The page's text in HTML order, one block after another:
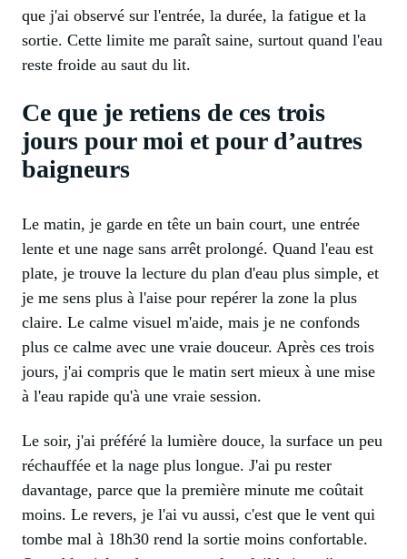
que j'ai observé sur l'entrée, la durée, la fatigue et la
sortie. Cette limite me paraît saine, surtout quand l'eau
reste froide au saut du lit.
Ce que je retiens de ces trois
jours pour moi et pour d’autres
baigneurs
Le matin, je garde en tête un bain court, une entrée
lente et une nage sans arrêt prolongé. Quand l'eau est
plate, je trouve la lecture du plan d'eau plus simple, et
je me sens plus à l'aise pour repérer la zone la plus
claire. Le calme visuel m'aide, mais je ne confonds
plus ce calme avec une vraie douceur. Après ces trois
jours, j'ai compris que le matin sert mieux à une mise
à l'eau rapide qu'à une vraie session.
Le soir, j'ai préféré la lumière douce, la surface un peu
réchauffée et la nage plus longue. J'ai pu rester
davantage, parce que la première minute me coûtait
moins. Le revers, je l'ai vu aussi, c'est que le vent qui
tombe mal à 18h30 rend la sortie moins confortable.